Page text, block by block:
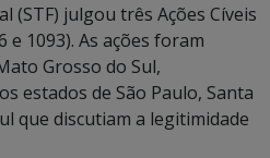
(STF) julgou três Ações Cíveis
e 1093). As ações foram
Grosso do Sul,
estados de São Paulo, Santa
que discutiam a legitimidade